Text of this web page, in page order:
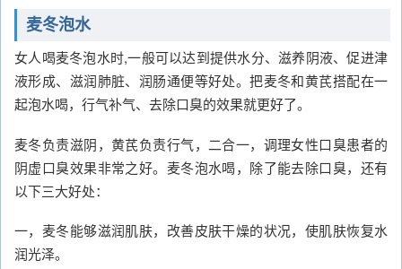
麦冬泡水
女人喝麦冬泡水时,一般可以达到提供水分、滋养阴液、促进津
液形成、滋润肺脏、润肠通便等好处。把麦冬和黄芪搭配在一
起泡水喝，行气补气、去除口臭的效果就更好了。
麦冬负责滋阴，黄芪负责行气，二合一，调理女性口臭患者的
阴虚口臭效果非常之好。麦冬泡水喝，除了能去除口臭，还有
以下三大好处：
一，麦冬能够滋润肌肤，改善皮肤干燥的状况，使肌肤恢复水
润光泽。